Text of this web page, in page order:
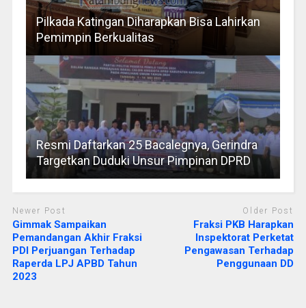
Pilkada Katingan Diharapkan Bisa Lahirkan
Pemimpin Berkualitas
Resmi Daftarkan 25 Bacalegnya, Gerindra
Targetkan Duduki Unsur Pimpinan DPRD
Newer Post
Gimmak Sampaikan
Pemandangan Akhir Fraksi
PDI Perjuangan Terhadap
Raperda LPJ APBD Tahun
2023
Older Post
Fraksi PKB Harapkan
Inspektorat Perketat
Pengawasan Terhadap
Penggunaan DD